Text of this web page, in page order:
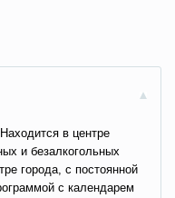
в центре
и безалкогольных
города, с постоянной
с календарем